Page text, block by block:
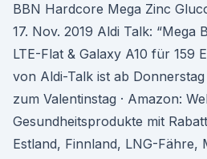
BBN Hardcore Mega Zinc
17. Nov. 2019 Aldi Talk: “Mega
LTE-Flat & Galaxy A10 für 159
von Aldi-Talk ist ab
zum Valentinstag · Amazon:
Gesundheitsprodukte mit
Estland, Finnland, LNG-Fähre,